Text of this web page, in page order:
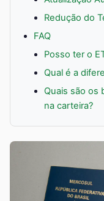
Redução do
FAQ
Posso ter o
Qual é a
Quais são os
na carteira?